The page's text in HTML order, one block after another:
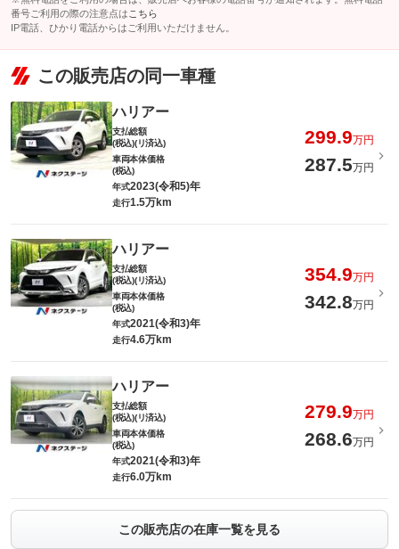
番号ご利用の際の注意点は こちら
IP電話、ひかり電話からはご利用いただけません。
この販売店の同一車種
ハリアー
支払総額
(税込)(リ済込)
299.9万円
車両本体価格
(税込)
287.5万円
年式2023(令和5)年
走行1.5万km
ハリアー
支払総額
(税込)(リ済込)
354.9万円
車両本体価格
(税込)
342.8万円
年式2021(令和3)年
走行4.6万km
ハリアー
支払総額
(税込)(リ済込)
279.9万円
車両本体価格
(税込)
268.6万円
年式2021(令和3)年
走行6.0万km
この販売店の在庫一覧を見る